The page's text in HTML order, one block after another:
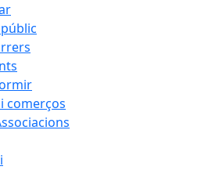
comerços